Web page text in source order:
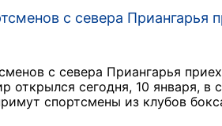
с севера Приангарья
с севера Приангарья
открылся сегодня, 10 января, в
спортсмены из клубов